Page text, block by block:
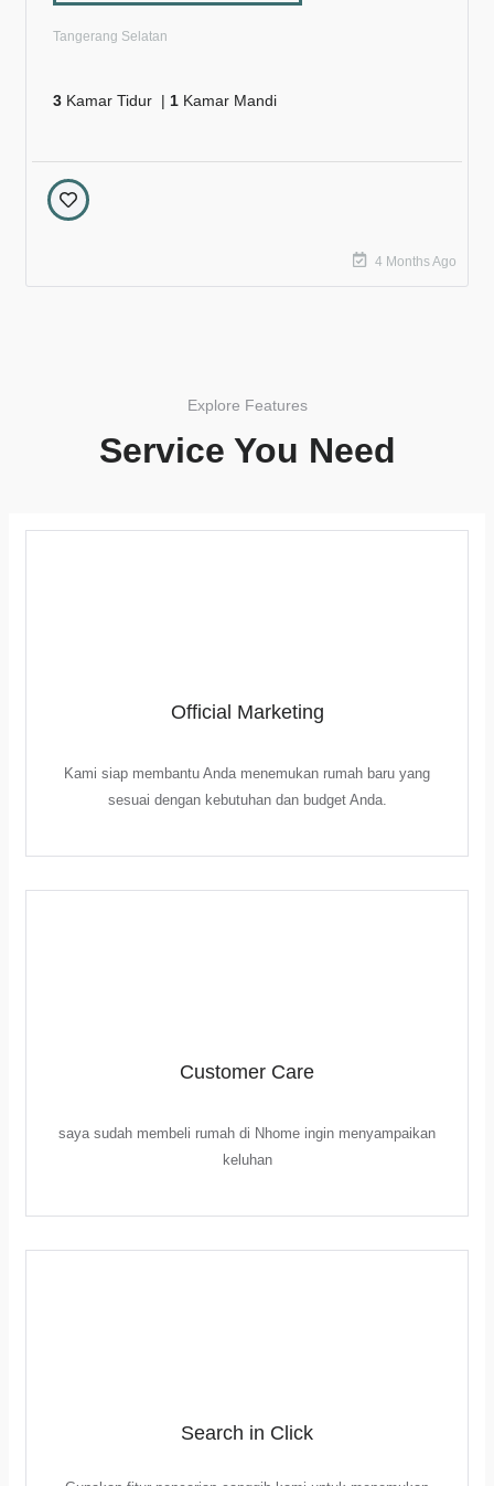
Tangerang Selatan
3 Kamar Tidur | 1 Kamar Mandi
4 Months Ago
Explore Features
Service You Need
Official Marketing
Kami siap membantu Anda menemukan rumah baru yang
sesuai dengan kebutuhan dan budget Anda.
Customer Care
saya sudah membeli rumah di Nhome ingin menyampaikan
keluhan
Search in Click